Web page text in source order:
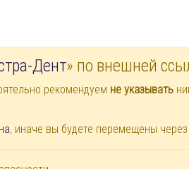
Дент» по внешней
рекомендуем не указывать
, иначе вы будете перемещены через